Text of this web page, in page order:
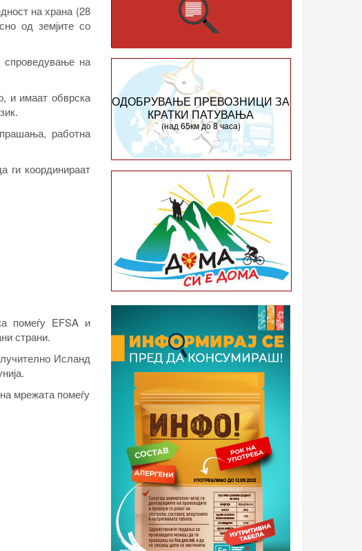
на храна (28
од земјите со
спроведување на
и имаат обврска
работна
ги координираат
помеѓу EFSA и
страни.
Исланд
мрежата помеѓу
ОДОБРУВАЊЕ ПРЕВОЗНИЦИ ЗА
КРАТКИ ПАТУВАЊА
(над 65км до 8 часа)